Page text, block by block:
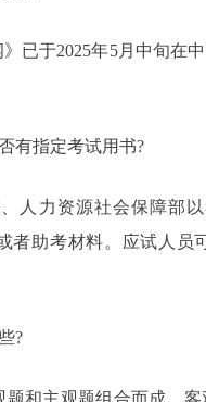
已于2025年5月中旬在
有指定考试用书?
人力资源社会保障部
者助考材料。应试人员
?
和主观题组合而成。